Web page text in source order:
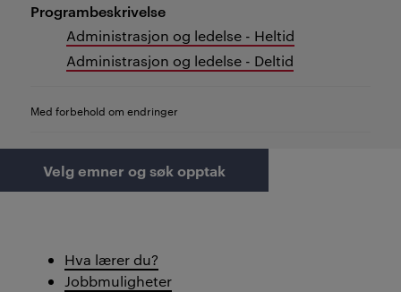
Programbeskrivelse
Administrasjon og ledelse - Heltid
Administrasjon og ledelse - Deltid
Med forbehold om endringer
Velg emner og søk opptak
Hva lærer du?
Jobbmuligheter